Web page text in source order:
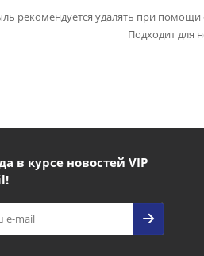
рекомендуется удалять при помощи
Подходит для
в курсе новостей VIP